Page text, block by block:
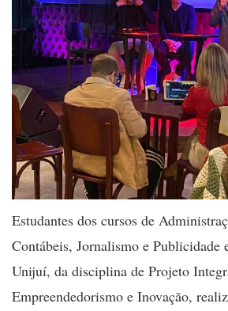
Estudantes dos cursos de
Contábeis, Jornalismo e Publicidade
Unijuí, da disciplina de Projeto
Empreendedorismo e Inovação,